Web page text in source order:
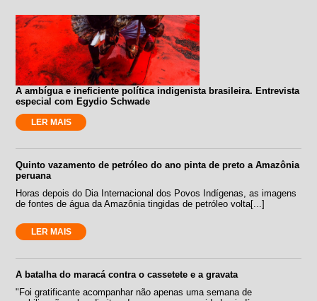
A ambígua e ineficiente política indigenista brasileira. Entrevista
especial com Egydio Schwade
LER MAIS
Quinto vazamento de petróleo do ano pinta de preto a Amazônia
peruana
Horas depois do Dia Internacional dos Povos Indígenas, as imagens
de fontes de água da Amazônia tingidas de petróleo volta[...]
LER MAIS
A batalha do maracá contra o cassetete e a gravata
"Foi gratificante acompanhar não apenas uma semana de